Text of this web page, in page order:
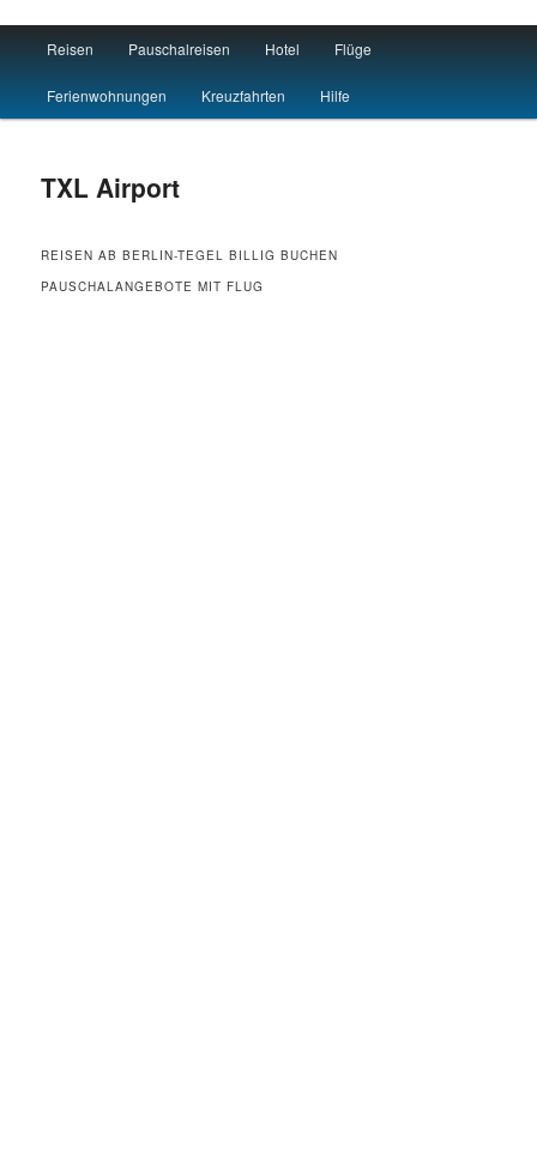
Flug Hotel Urlaub
Skip to primary content
Skip to secondary content
Reisen Pauschalreisen Hotel Flüge
Ferienwohnungen Kreuzfahrten Hilfe
TXL Airport
REISEN AB BERLIN-TEGEL BILLIG BUCHEN
PAUSCHALANGEBOTE MIT FLUG